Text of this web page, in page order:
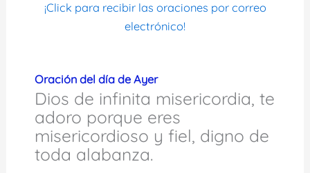
¡Click para recibir las oraciones por correo
electrónico!
Oración del día de Ayer
Dios de infinita misericordia, te
adoro porque eres
misericordioso y fiel, digno de
toda alabanza.